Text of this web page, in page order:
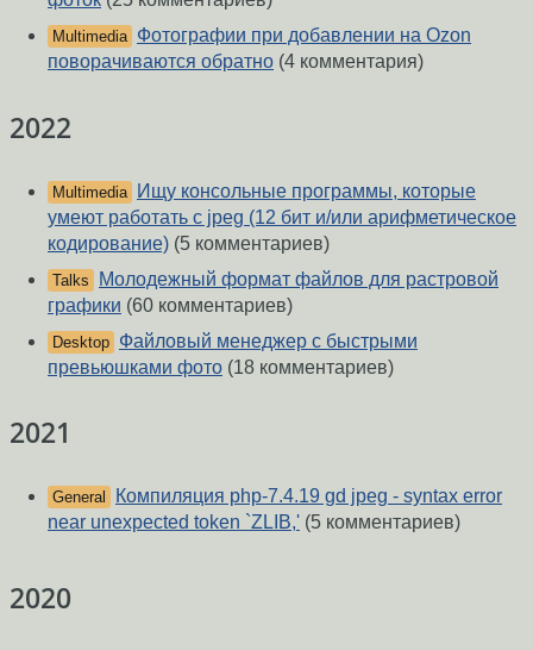
Multimedia Фотографии при добавлении на Ozon
поворачиваются обратно (4 комментария)
2022
Multimedia
Ищу консольные программы, которые
умеют работать с jpeg (12 бит и/или арифметическое
кодирование) (5 комментариев)
Talks
Молодежный формат файлов для растровой
графики (60 комментариев)
Desktop Файловый менеджер с быстрыми
превьюшками фото (18 комментариев)
2021
General
Компиляция php-7.4.19 gd jpeg - syntax error
near unexpected token `ZLIB,' (5 комментариев)
2020